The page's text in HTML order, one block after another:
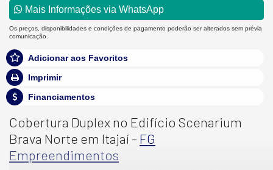
Mais Informações via WhatsApp
Os preços, disponibilidades e condições de pagamento poderão ser alterados sem prévia
comunicação.
Adicionar aos Favoritos
Imprimir
Financiamentos
Cobertura Duplex no Edifício Scenarium
Brava Norte em Itajaí - FG
Empreendimentos